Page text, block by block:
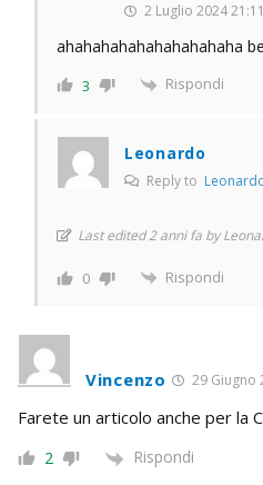
2 Luglio 2024 21:11
ahahahahahahahahahaha
3 Rispondi
Leonardo
Reply to
Last edited 2 anni fa by
0 Rispondi
Vincenzo 29 Giugno
Farete un articolo anche per la
2 Rispondi